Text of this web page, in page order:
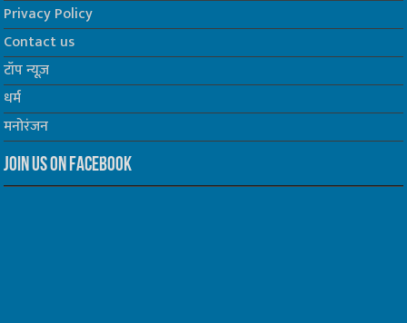
Privacy Policy
Contact us
टॉप न्यूज़
धर्म
मनोरंजन
Join us on Facebook